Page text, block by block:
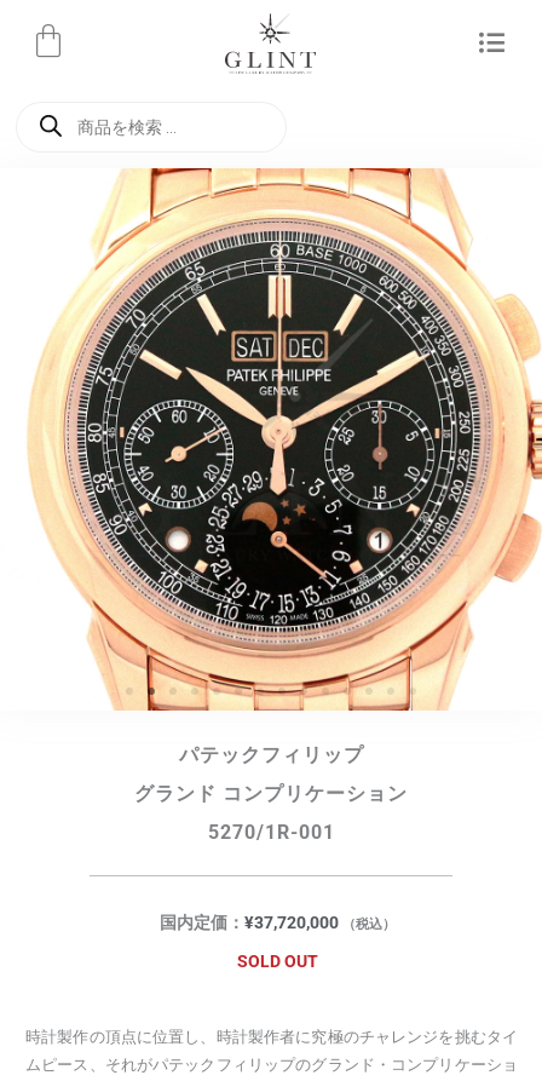
パテックフィリップ
グランド コンプリケーション
5270/1R-001
国内定価： ¥37,720,000 （税込）
SOLD OUT
時計製作の頂点に位置し、時計製作者に究極のチャレンジを挑むタイ
ムピース、それがパテックフィリップのグランド・コンプリケーショ